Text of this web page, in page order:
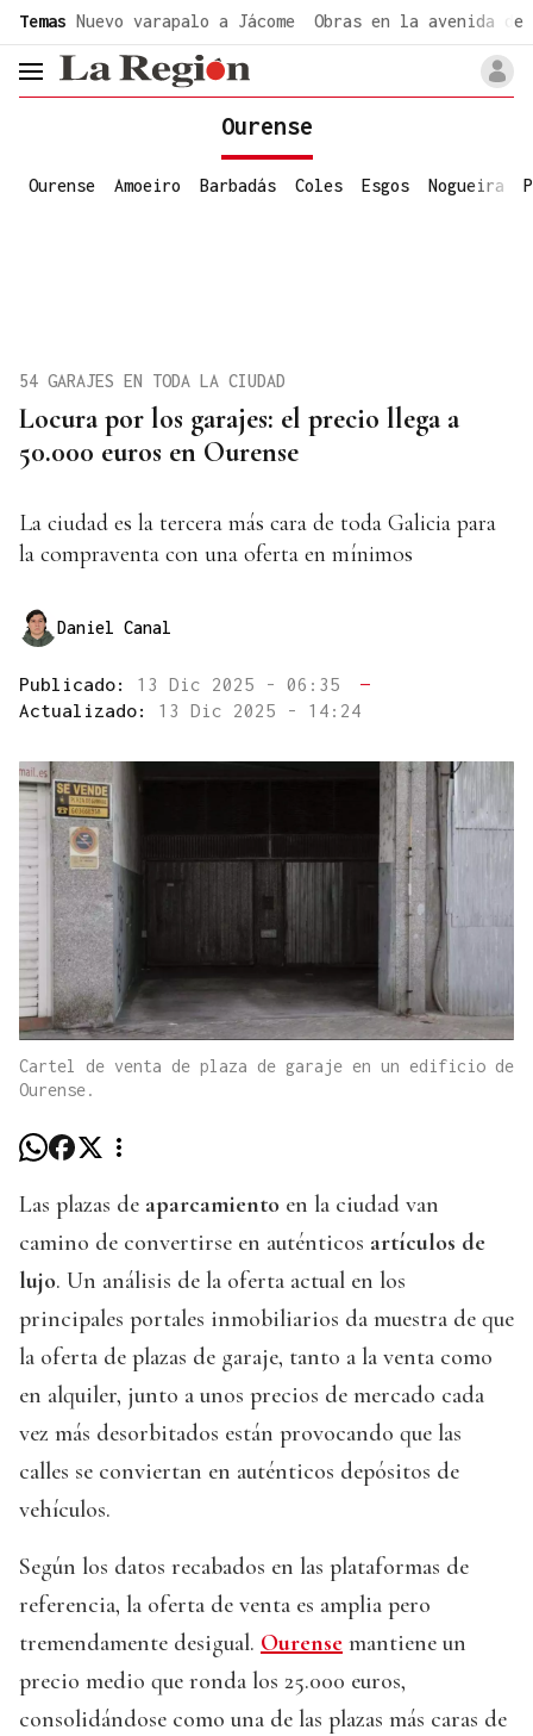
Temas Nuevo varapalo a Jácome Obras en la avenida de
header.menu.open
Ourense
Ourense Amoeiro Barbadás Coles Esgos Nogueira
Locura por los garajes: el precio llega a
50.000 euros en Ourense
54 GARAJES EN TODA LA CIUDAD
La ciudad es la tercera más cara de toda Galicia para
la compraventa con una oferta en mínimos
Daniel Canal
Publicado: 13 Dic 2025 - 06:35
—
Actualizado: 13 Dic 2025 - 14:24
Cartel de venta de plaza de garaje en un edificio de
Ourense.
Las plazas de aparcamiento en la ciudad van
camino de convertirse en auténticos artículos de
lujo. Un análisis de la oferta actual en los
principales portales inmobiliarios da muestra de que
la oferta de plazas de garaje, tanto a la venta como
en alquiler, junto a unos precios de mercado cada
vez más desorbitados están provocando que las
calles se conviertan en auténticos depósitos de
vehículos.
Según los datos recabados en las plataformas de
referencia, la oferta de venta es amplia pero
tremendamente desigual. Ourense mantiene un
precio medio que ronda los 25.000 euros,
consolidándose como una de las plazas más caras de